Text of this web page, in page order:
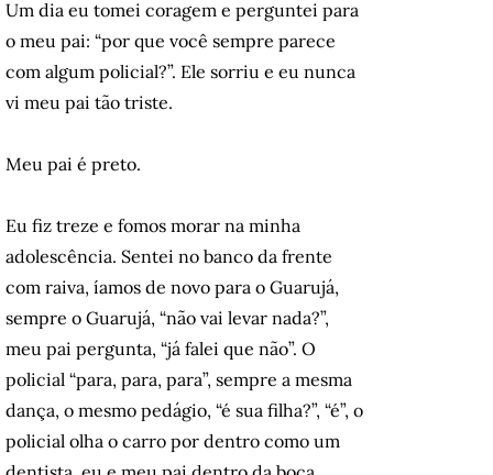
Um dia eu tomei coragem e perguntei para
o meu pai: “por que você sempre parece
com algum policial?”. Ele sorriu e eu nunca
vi meu pai tão triste.
Meu pai é preto.
Eu fiz treze e fomos morar na minha
adolescência. Sentei no banco da frente
com raiva, íamos de novo para o Guarujá,
sempre o Guarujá, “não vai levar nada?”,
meu pai pergunta, “já falei que não”. O
policial “para, para, para”, sempre a mesma
dança, o mesmo pedágio, “é sua filha?”, “é”, o
policial olha o carro por dentro como um